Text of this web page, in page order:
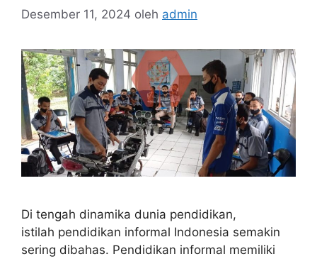
Desember 11, 2024 oleh admin
Di tengah dinamika dunia pendidikan,
istilah pendidikan informal Indonesia semakin
sering dibahas. Pendidikan informal memiliki